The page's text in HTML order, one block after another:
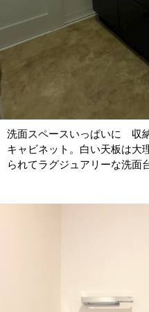
洗面スペースいっぱいに 収
キャビネット。白い天板は大
られてラグジュアリーな洗面